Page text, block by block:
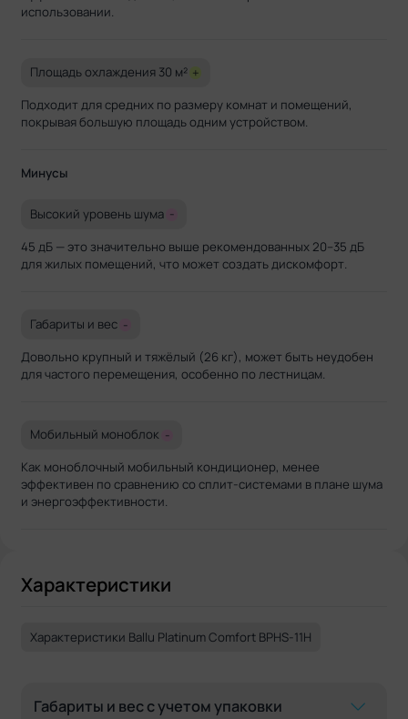
использовании.
Площадь охлаждения 30 м² +
Подходит для средних по размеру комнат и помещений,
покрывая большую площадь одним устройством.
Минусы
Высокий уровень шума -
45 дБ — это значительно выше рекомендованных 20–35 дБ
для жилых помещений, что может создать дискомфорт.
Габариты и вес -
Довольно крупный и тяжёлый (26 кг), может быть неудобен
для частого перемещения, особенно по лестницам.
Мобильный моноблок -
Как моноблочный мобильный кондиционер, менее
эффективен по сравнению со сплит-системами в плане шума
и энергоэффективности.
Характеристики
Характеристики Ballu Platinum Comfort BPHS-11H
Габариты и вес с учетом упаковки